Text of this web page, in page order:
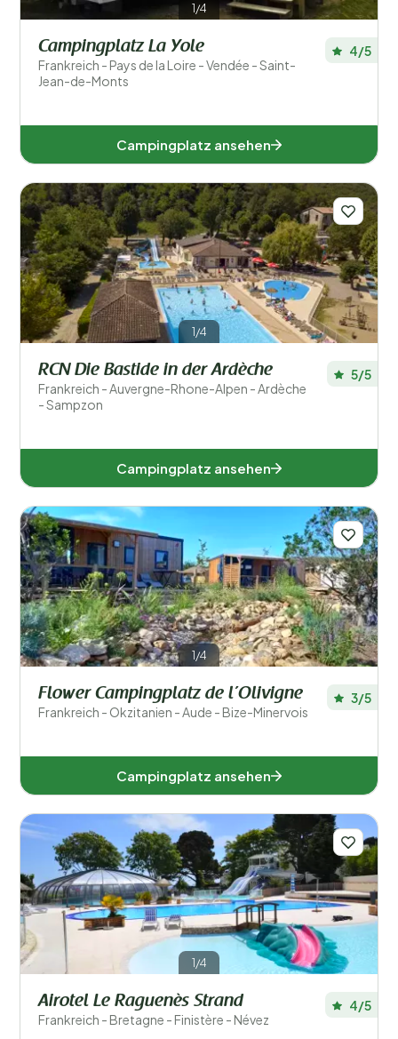
1/4
Campingplatz La Yole
Frankreich - Pays de la Loire - Vendée - Saint-
Jean-de-Monts
4/5
Campingplatz ansehen
1/4
RCN Die Bastide in der Ardèche
Frankreich - Auvergne-Rhone-Alpen - Ardèche
- Sampzon
5/5
Campingplatz ansehen
1/4
Flower Campingplatz de l’Olivigne
Frankreich - Okzitanien - Aude - Bize-Minervois
3/5
Campingplatz ansehen
1/4
Airotel Le Raguenès Strand
Frankreich - Bretagne - Finistère - Névez
4/5